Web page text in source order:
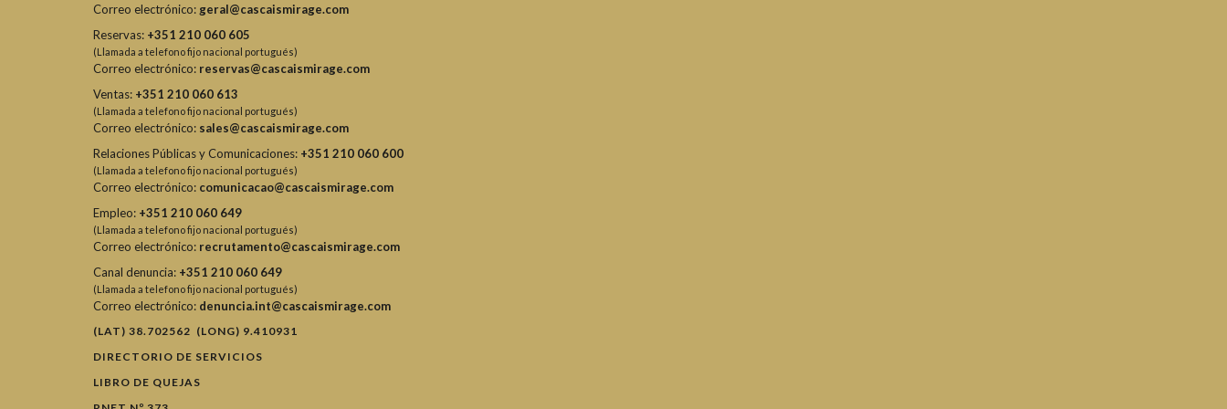
Correo electrónico: geral@cascaismirage.com
Reservas: +351 210 060 605
(Llamada a telefono fijo nacional portugués)
Correo electrónico: reservas@cascaismirage.com
Ventas: +351 210 060 613
(Llamada a telefono fijo nacional portugués)
Correo electrónico: sales@cascaismirage.com
Relaciones Públicas y Comunicaciones: +351 210 060 600
(Llamada a telefono fijo nacional portugués)
Correo electrónico: comunicacao@cascaismirage.com
Empleo: +351 210 060 649
(Llamada a telefono fijo nacional portugués)
Correo electrónico: recrutamento@cascaismirage.com
Canal denuncia: +351 210 060 649
(Llamada a telefono fijo nacional portugués)
Correo electrónico: denuncia.int@cascaismirage.com
(LAT) 38.702562 (LONG) 9.410931
DIRECTORIO DE SERVICIOS
LIBRO DE QUEJAS